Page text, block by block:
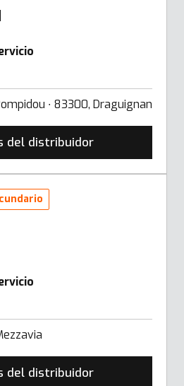
∙ 83300, Draguignan
del distribuidor
del distribuidor